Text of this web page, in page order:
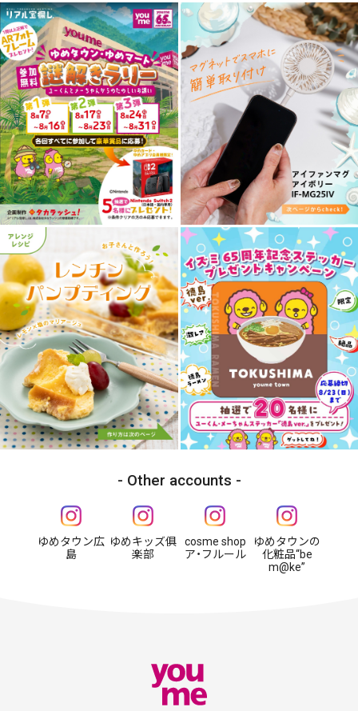
Other accounts
ゆめタウン広
島
ゆめキッズ俱
楽部
cosme shop
ア・フルール
ゆめタウンの
化粧品“be
m@ke”